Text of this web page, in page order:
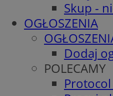
Skup -
OGŁOSZENIA
Dodaj
POLECAMY
Protocol